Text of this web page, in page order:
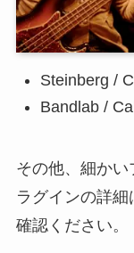
Steinberg /
Bandlab /
その他、細か
ラグインの詳細
確認ください。